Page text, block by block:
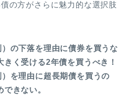
の方がさらに魅力的な選択肢
の下落を理由に債券を買うな
きく受ける2年債を買うべき！
を理由に超長期債を買うの
きない。